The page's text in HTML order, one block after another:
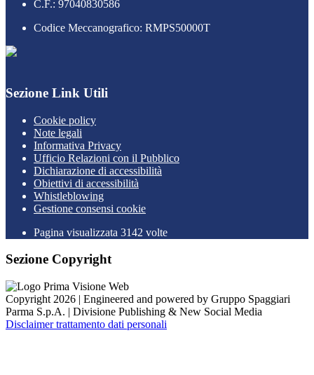
C.F.: 97040830586
Codice Meccanografico: RMPS50000T
Sezione Link Utili
Cookie policy
Note legali
Informativa Privacy
Ufficio Relazioni con il Pubblico
Dichiarazione di accessibilità
Obiettivi di accessibilità
Whistleblowing
Gestione consensi cookie
Pagina visualizzata 3142 volte
Sezione Copyright
Copyright 2026 | Engineered and powered by Gruppo Spaggiari
Parma S.p.A. | Divisione Publishing & New Social Media
Disclaimer trattamento dati personali